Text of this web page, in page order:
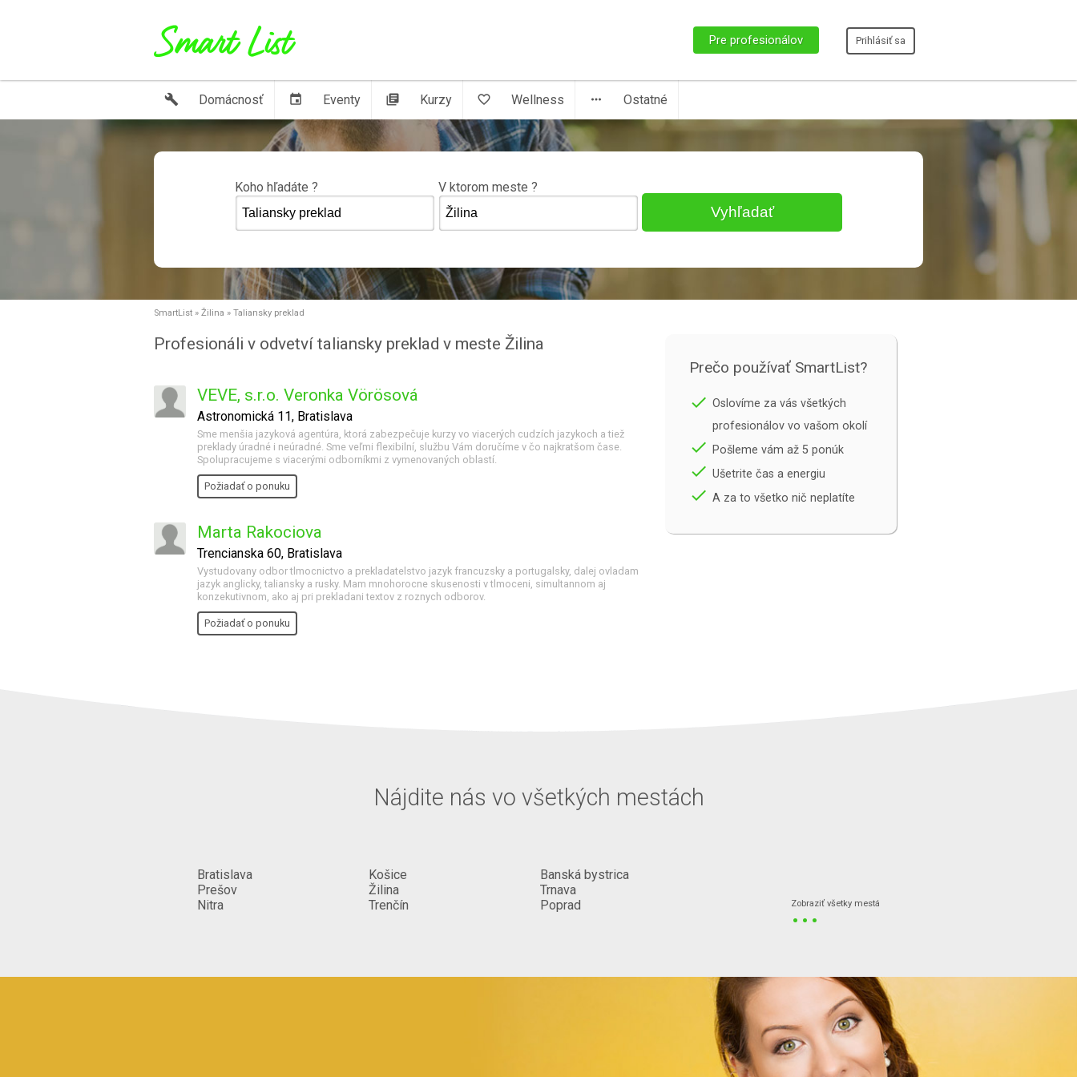
Pre profesionálov Prihlásiť sa
build Domácnosť event Eventy library_books Kurzy favorite_border Wellness more_horiz Ostatné
Koho hľadáte ? V ktorom meste ?
SmartList » Žilina » Taliansky preklad
Profesionáli v odvetví taliansky preklad v meste Žilina
VEVE, s.r.o. Veronka Vörösová
Astronomická 11, Bratislava
Sme menšia jazyková agentúra, ktorá zabezpečuje kurzy vo viacerých cudzích jazykoch a tiež
preklady úradné i neúradné. Sme veľmi flexibilní, službu Vám doručíme v čo najkratšom čase.
Spolupracujeme s viacerými odborníkmi z vymenovaných oblastí.
Požiadať o ponuku
Marta Rakociova
Trencianska 60, Bratislava
Vystudovany odbor tlmocnictvo a prekladatelstvo jazyk francuzsky a portugalsky, dalej ovladam
jazyk anglicky, taliansky a rusky. Mam mnohorocne skusenosti v tlmoceni, simultannom aj
konzekutivnom, ako aj pri prekladani textov z roznych odborov.
Požiadať o ponuku
Prečo používať SmartList?
done Oslovíme za vás všetkých
profesionálov vo vašom okolí
done Pošleme vám až 5 ponúk
done Ušetrite čas a energiu
done A za to všetko nič neplatíte
Nájdite nás vo všetkých mestách
Bratislava
Prešov
Nitra
Košice
Žilina
Trenčín
Banská bystrica
Trnava
Poprad
Zobraziť všetky mestá
...